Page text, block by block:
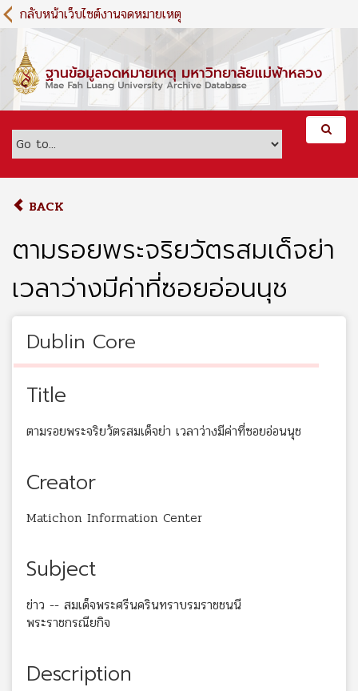
S
k
m
c
กลับหน้าเว็บไซต์งานจดหมายเหตุ
BACK
ตามรอยพระจริยวัตรสมเด็จย่า
เวลาว่างมีค่าที่ซอยอ่อนนุช
Dublin Core
Title
ตามรอยพระจริยวัตรสมเด็จย่า เวลาว่างมีค่าที่ซอยอ่อนนุช
Creator
Matichon Information Center
Subject
ข่าว -- สมเด็จพระศรีนครินทราบรมราชชนนี
พระราชกรณียกิจ
Description